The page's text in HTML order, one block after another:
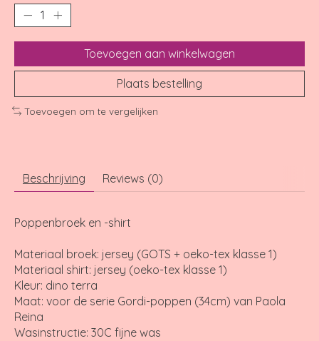
Toevoegen aan winkelwagen
Plaats bestelling
Toevoegen om te vergelijken
Beschrijving Reviews (0)
Poppenbroek en -shirt
Materiaal broek: jersey (GOTS + oeko-tex klasse 1)
Materiaal shirt: jersey (oeko-tex klasse 1)
Kleur: dino terra
Maat: voor de serie Gordi-poppen (34cm) van Paola
Reina
Wasinstructie: 30C fijne was